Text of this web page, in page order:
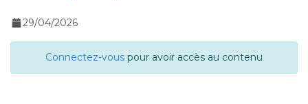
29/04/2026
Connectez-vous pour avoir accès au contenu